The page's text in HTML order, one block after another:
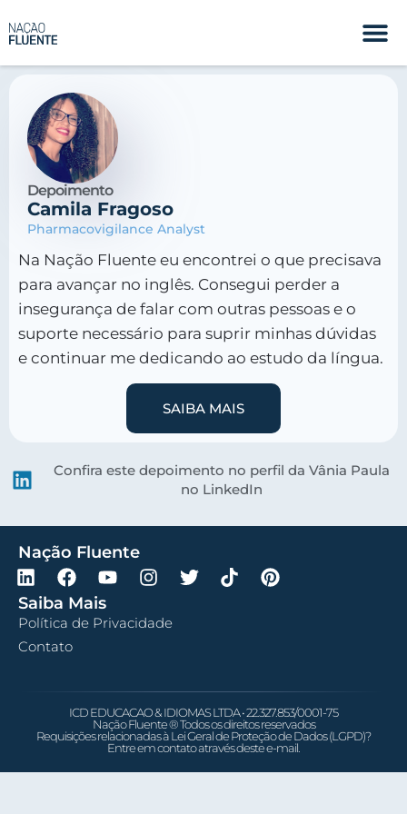
Depoimento
Camila Fragoso
Pharmacovigilance Analyst
Na Nação Fluente eu encontrei o que precisava
para avançar no inglês. Consegui perder a
insegurança de falar com outras pessoas e o
suporte necessário para suprir minhas dúvidas
e continuar me dedicando ao estudo da língua.
SAIBA MAIS
Confira este depoimento no perfil da Vânia Paula
no LinkedIn
Nação Fluente
Saiba Mais
Política de Privacidade
Contato
ICD EDUCACAO & IDIOMAS LTDA • 22.327.853/0001-75
Nação Fluente ® Todos os direitos reservados
Requisições relacionadas à Lei Geral de Proteção de Dados (LGPD)?
Entre em contato através deste e-mail.